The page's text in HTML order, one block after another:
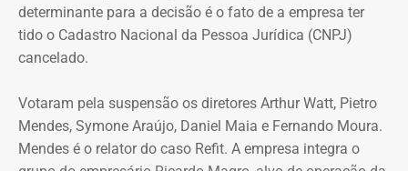
Volkswagen Passat de R$ 115 mil, R$ 709 mil em “bens
móveis de uso pessoal” e R$ 35 mil em dinheiro em
espécie.
determinante para a decisão é o fato de a empresa ter
tido o Cadastro Nacional da Pessoa Jurídica (CNPJ)
cancelado.
Votaram pela suspensão os diretores Arthur Watt, Pietro
Mendes, Symone Araújo, Daniel Maia e Fernando Moura.
Mendes é o relator do caso Refit. A empresa integra o